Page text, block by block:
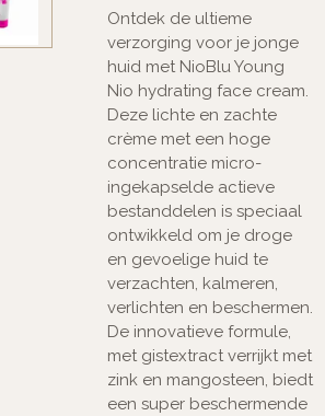
Ontdek de ultieme
verzorging voor je jonge
huid met NioBlu Young
Nio hydrating face cream.
Deze lichte en zachte
crème met een hoge
concentratie micro-
ingekapselde actieve
bestanddelen is speciaal
ontwikkeld om je droge
en gevoelige huid te
verzachten, kalmeren,
verlichten en beschermen.
De innovatieve formule,
met gistextract verrijkt met
zink en mangosteen, biedt
een super beschermende